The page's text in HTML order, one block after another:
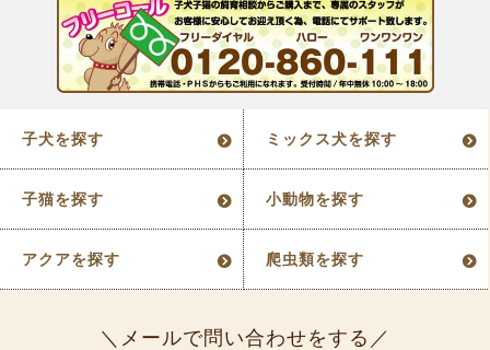
子犬を探す ミックス犬を探す
子猫を探す 小動物を探す
アクアを探す 爬虫類を探す
メールで問い合わせをする